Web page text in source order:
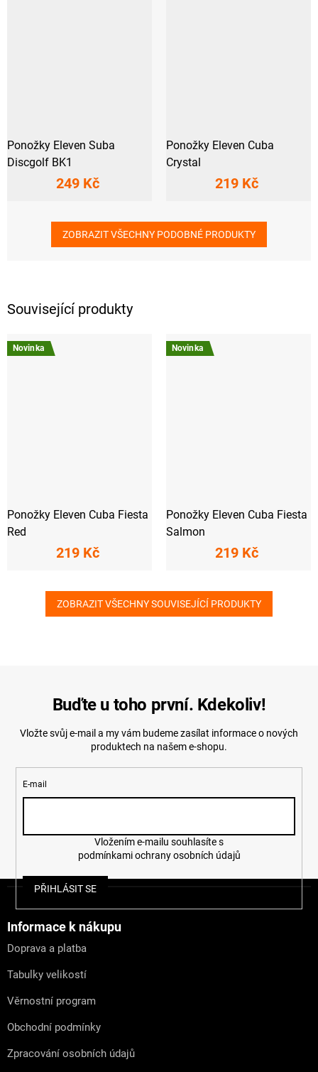
Související produkty
Novinka
Ponožky Eleven Cuba Fiesta
Red
219 Kč
Novinka
Ponožky Eleven Cuba Fiesta
Salmon
219 Kč
ZOBRAZIT VŠECHNY SOUVISEJÍCÍ PRODUKTY
Ponožky Eleven Suba
Discgolf BK1
249 Kč
Ponožky Eleven Cuba
Crystal
219 Kč
ZOBRAZIT VŠECHNY PODOBNÉ PRODUKTY
Buďte u toho první. Kdekoliv!
Vložte svůj e-mail a my vám budeme zasílat informace o nových
produktech na našem e-shopu.
E-mail
podmínkami ochrany osobních údajů
PŘIHLÁSIT SE
Informace k nákupu
Doprava a platba
Tabulky velikostí
Věrnostní program
Obchodní podmínky
Zpracování osobních údajů